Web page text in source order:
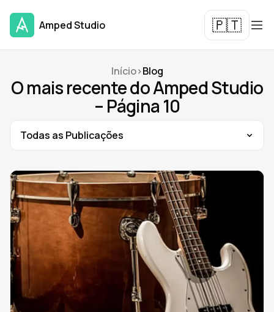
Amped Studio 🇵🇹
Início>Blog
O mais recente do Amped Studio
– Página 10